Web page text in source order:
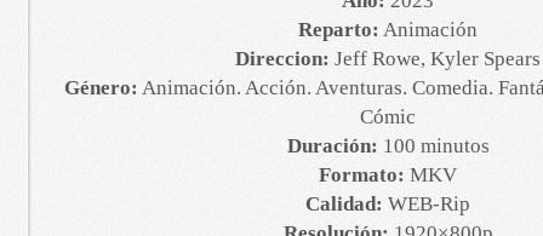
Reparto: Animación
Direccion: Jeff Rowe, Kyler Spears
Género: Animación. Acción. Aventuras. Comedia.
Cómic
Duración: 100 minutos
Formato: MKV
Calidad: WEB-Rip